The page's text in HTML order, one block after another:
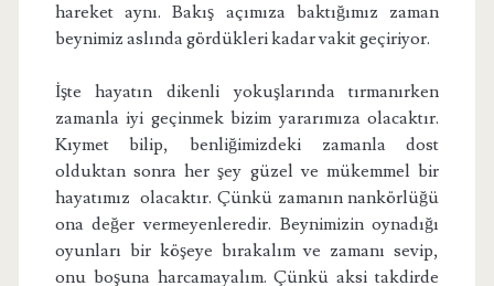
hareket aynı. Bakış açımıza baktığımız zaman
beynimiz aslında gördükleri kadar vakit geçiriyor.
İşte hayatın dikenli yokuşlarında
tırmanırken
zamanla iyi geçinmek bizim yararımıza olacaktır.
Kıymet bilip, benliğimizdeki zamanla dost
olduktan sonra her şey güzel ve mükemmel bir
hayatımız olacaktır. Çünkü zamanın nankörlüğü
ona değer vermeyenleredir. Beynimizin oynadığı
oyunları bir köşeye bırakalım ve zamanı sevip,
onu boşuna harcamayalım. Çünkü aksi takdirde